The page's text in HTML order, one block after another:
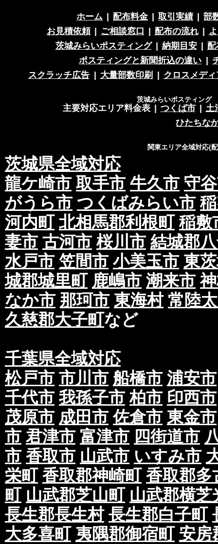
ホーム 配布料金 取引実績
部
お見積依頼
ご相談窓口 配布の流れ
茨城みらいポスティング
納期目安
ポスティングと新聞折込の違い
スクラッチ広告
大量部数印刷 クロスメディ
茨城みらいポスティング
主要対応エリア料金表 つくば市
土
ひたちな
関東エリア全域対応(
茨城県全域対応
龍ケ崎市 取手市 牛久市 守
がうら市 つくばみらい市
河内町 北相馬郡利根町 稲敷
妻市 古河市 桜川市 結城郡
水戸市 笠間市 小美玉市 東
城郡城里町 鹿嶋市 潮来市
なか市 那珂市 東海村 常陸
久慈郡大子町など
千葉県全域対応
松戸市 市川市 船橋市 浦安市
千代市 我孫子市 柏市 印西市
茂原市 成田市 佐倉市 東金市
市 君津市 富津市 四街道市
市 香取市 山武市 いすみ市
栄町 香取郡神崎町 香取郡多
町 山武郡芝山町 山武郡横芝
長生郡長生村 長生郡白子町
大多喜町 夷隅郡御宿町 安房